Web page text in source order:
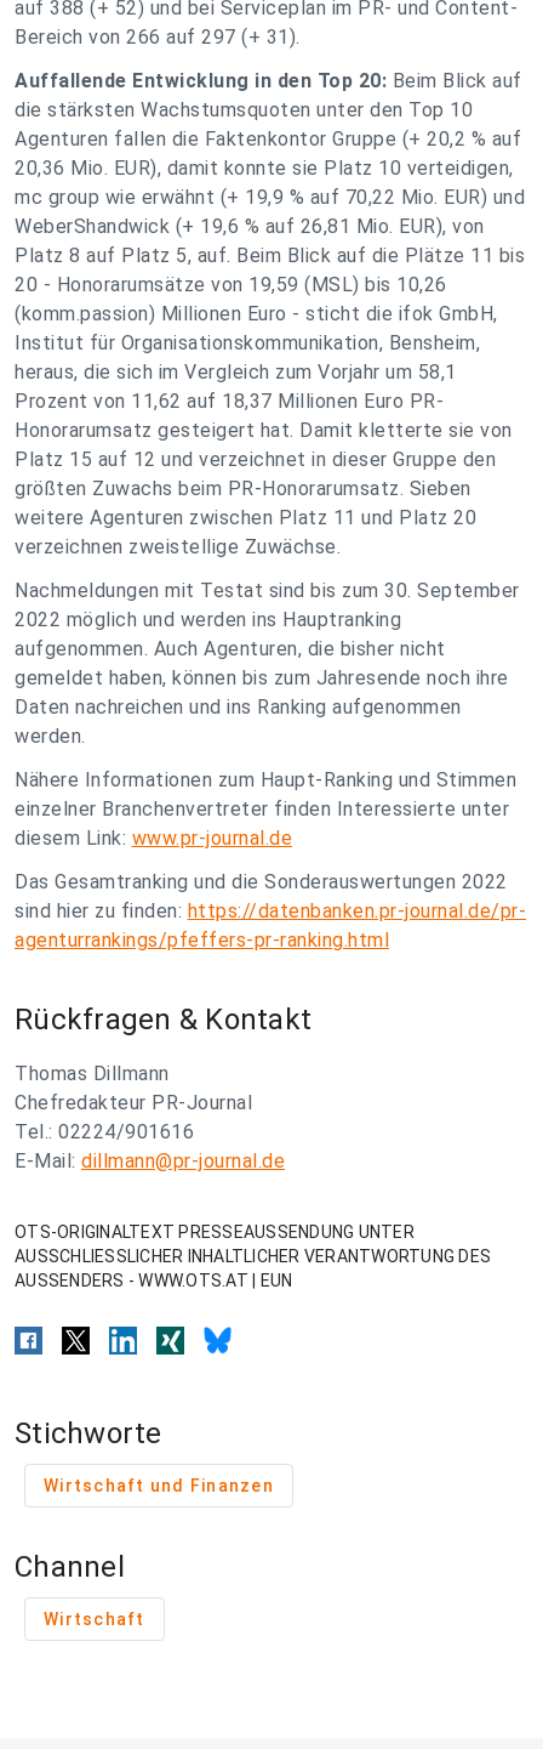
auf 388 (+ 52) und bei Serviceplan im PR- und Content-
Bereich von 266 auf 297 (+ 31).
Auffallende Entwicklung in den Top 20: Beim Blick auf
die stärksten Wachstumsquoten unter den Top 10
Agenturen fallen die Faktenkontor Gruppe (+ 20,2 % auf
20,36 Mio. EUR), damit konnte sie Platz 10 verteidigen,
mc group wie erwähnt (+ 19,9 % auf 70,22 Mio. EUR) und
WeberShandwick (+ 19,6 % auf 26,81 Mio. EUR), von
Platz 8 auf Platz 5, auf. Beim Blick auf die Plätze 11 bis
20 - Honorarumsätze von 19,59 (MSL) bis 10,26
(komm.passion) Millionen Euro - sticht die ifok GmbH,
Institut für Organisationskommunikation, Bensheim,
heraus, die sich im Vergleich zum Vorjahr um 58,1
Prozent von 11,62 auf 18,37 Millionen Euro PR-
Honorarumsatz gesteigert hat. Damit kletterte sie von
Platz 15 auf 12 und verzeichnet in dieser Gruppe den
größten Zuwachs beim PR-Honorarumsatz. Sieben
weitere Agenturen zwischen Platz 11 und Platz 20
verzeichnen zweistellige Zuwächse.
Nachmeldungen mit Testat sind bis zum 30. September
2022 möglich und werden ins Hauptranking
aufgenommen. Auch Agenturen, die bisher nicht
gemeldet haben, können bis zum Jahresende noch ihre
Daten nachreichen und ins Ranking aufgenommen
werden.
Nähere Informationen zum Haupt-Ranking und Stimmen
einzelner Branchenvertreter finden Interessierte unter
diesem Link: www.pr-journal.de
Das Gesamtranking und die Sonderauswertungen 2022
sind hier zu finden: https://datenbanken.pr-journal.de/pr-
agenturrankings/pfeffers-pr-ranking.html
Rückfragen & Kontakt
Thomas Dillmann
Chefredakteur PR-Journal
Tel.: 02224/901616
E-Mail: dillmann@pr-journal.de
OTS-ORIGINALTEXT PRESSEAUSSENDUNG UNTER
AUSSCHLIESSLICHER INHALTLICHER VERANTWORTUNG DES
AUSSENDERS - WWW.OTS.AT | EUN
Stichworte
Wirtschaft und Finanzen
Channel
Wirtschaft